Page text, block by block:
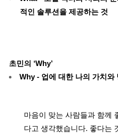
적인 솔루션을 제공하는 것
초민의 ‘Why’
Why - 업에 대한 나의 가치와
마음이 맞는 사람들과 함께
다고 생각했습니다. 좋다는